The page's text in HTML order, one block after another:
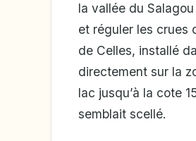
la vallée du
et réguler les crues
de Celles, installé
directement sur la
lac jusqu’à la cote
semblait scellé.